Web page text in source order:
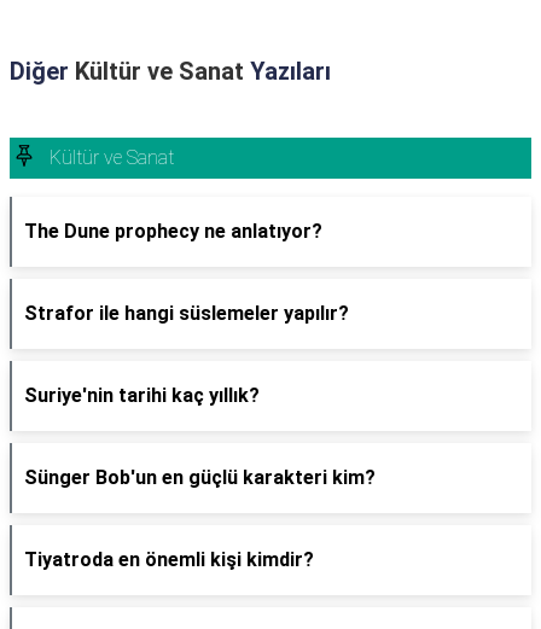
Diğer Kültür ve Sanat Yazıları
Kültür ve Sanat
The Dune prophecy ne anlatıyor?
Strafor ile hangi süslemeler yapılır?
Suriye'nin tarihi kaç yıllık?
Sünger Bob'un en güçlü karakteri kim?
Tiyatroda en önemli kişi kimdir?